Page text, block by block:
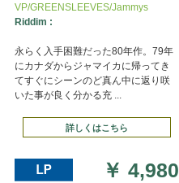
VP/GREENSLEEVES/Jammys
Riddim :
永らく入手困難だった80年作。79年
にカナダからジャマイカに帰ってき
てすぐにシーンのど真ん中に返り咲
いた事が良く分かる充 ...
詳しくはこちら
￥4,980